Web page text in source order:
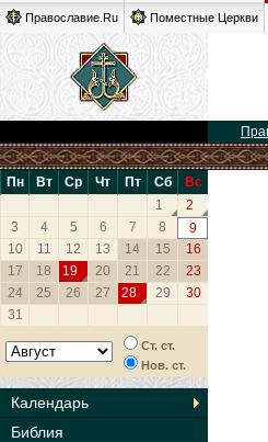
Православие.Ru Поместные Церкви
Пн Вт Ср Чт Пт Сб
Вс
1
2
3
4 5 6 7 8
9
10
11 12 13 14 15
16
17
18 19 20 21 22
23
24
25 26 27 28 29
30
31
Ст. ст.
Нов. ст.
Календарь
Библия